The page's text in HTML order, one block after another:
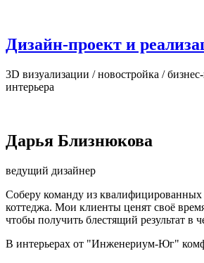
Дизайн-проект и
3D визуализации / новостройка /
интерьера
Дарья Близнюкова
ведущий дизайнер
Соберу команду из квалифицированных
коттеджа. Мои клиенты ценят своё
чтобы получить блестящий результат в
В интерьерах от "Инженериум-Юг"